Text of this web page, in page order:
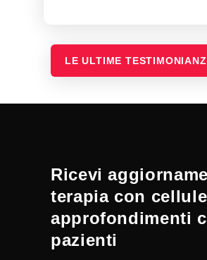
LE ULTIME
Ricevi
terapia con
approfondimenti
pazienti